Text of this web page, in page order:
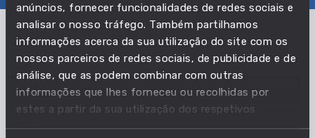
anúncios, fornecer funcionalidades de redes sociais e
analisar o nosso tráfego. Também partilhamos
informações acerca da sua utilização do site com os
nossos parceiros de redes sociais, de publicidade e de
análise, que as podem combinar com outras
informações que lhes forneceu ou recolhidas por
estes a partir da sua utilização dos respetivos
serviços.
Pertencente à profissão:
Instaladores e reparadores de
equipamentos eletrónicos e de
telecomunicações